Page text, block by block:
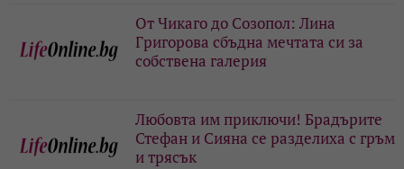
От Чикаго до Созопол: Лина
Григорова сбъдна мечтата си за
собствена галерия
Любовта им приключи! Брадърите
Стефан и Сияна се разделиха с гръм
и трясък